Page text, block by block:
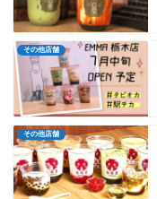
その他店舗
その他店舗